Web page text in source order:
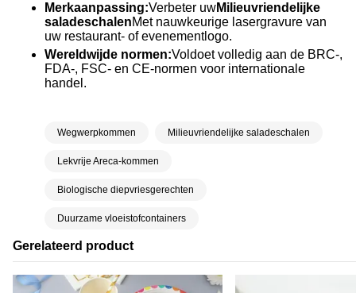
Gerelateerd product
Merkaanpassing:Verbeter uwMilieuvriendelijke
saladeschalenMet nauwkeurige lasergravure van
uw restaurant- of evenementlogo.
Wereldwijde normen:Voldoet volledig aan de BRC-,
FDA-, FSC- en CE-normen voor internationale
handel.
Wegwerpkommen Milieuvriendelijke saladeschalen
Lekvrije Areca-kommen
Biologische diepvriesgerechten
Duurzame vloeistofcontainers